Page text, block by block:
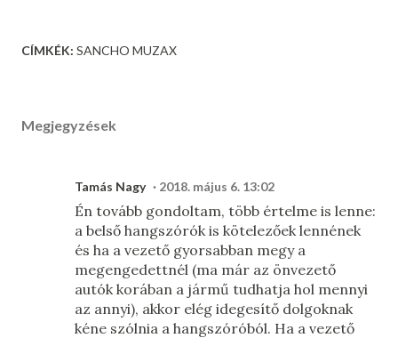
CÍMKÉK: SANCHO MUZAX
Megjegyzések
Tamás Nagy 2018. május 6. 13:02
Én tovább gondoltam, több értelme is lenne:
a belső hangszórók is kötelezőek lennének
és ha a vezető gyorsabban megy a
megengedettnél (ma már az önvezető
autók korában a jármű tudhatja hol mennyi
az annyi), akkor elég idegesítő dolgoknak
kéne szólnia a hangszóróból. Ha a vezető